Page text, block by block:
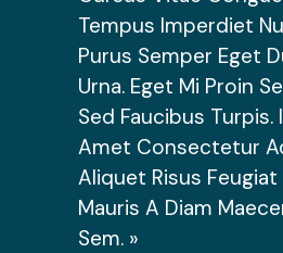
Tempus Imperdiet
Purus Semper Eget
Urna. Eget Mi Proin
Sed Faucibus
Amet Consectetur
Aliquet Risus
Mauris A Diam
Sem. »